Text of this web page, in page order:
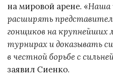
на мировой арене. «Наша
расширять
гонщиков на крупнейших
турнирах и доказывать
в честной борьбе с
заявил Сиенко.